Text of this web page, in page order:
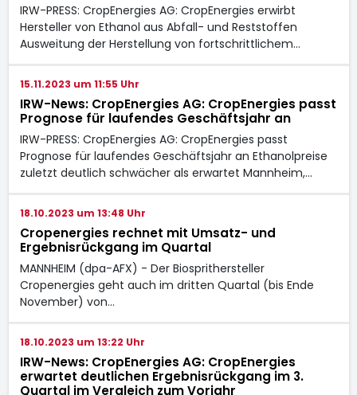
IRW-PRESS: CropEnergies AG: CropEnergies erwirbt
Hersteller von Ethanol aus Abfall- und Reststoffen
Ausweitung der Herstellung von fortschrittlichem…
15.11.2023 um 11:55 Uhr
IRW-News: CropEnergies AG: CropEnergies passt
Prognose für laufendes Geschäftsjahr an
IRW-PRESS: CropEnergies AG: CropEnergies passt
Prognose für laufendes Geschäftsjahr an Ethanolpreise
zuletzt deutlich schwächer als erwartet Mannheim,…
18.10.2023 um 13:48 Uhr
Cropenergies rechnet mit Umsatz- und
Ergebnisrückgang im Quartal
MANNHEIM (dpa-AFX) - Der Biosprithersteller
Cropenergies geht auch im dritten Quartal (bis Ende
November) von…
18.10.2023 um 13:22 Uhr
IRW-News: CropEnergies AG: CropEnergies
erwartet deutlichen Ergebnisrückgang im 3.
Quartal im Vergleich zum Vorjahr